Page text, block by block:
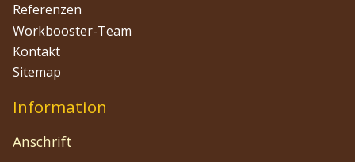
Referenzen
Workbooster-Team
Kontakt
Sitemap
Information
Anschrift